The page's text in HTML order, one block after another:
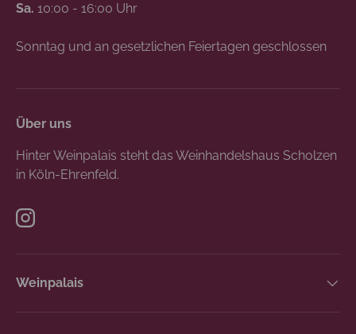
Sa. 10:00 - 16:00 Uhr
Sonntag und an gesetzlichen Feiertagen geschlossen
Über uns
Hinter Weinpalais steht das Weinhandelshaus Scholzen
in Köln-Ehrenfeld.
Instagram
Weinpalais